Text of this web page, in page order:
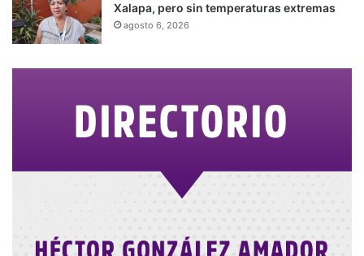
Xalapa, pero sin temperaturas extremas
agosto 6, 2026